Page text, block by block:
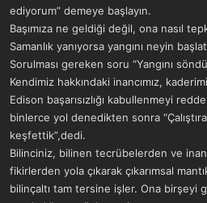
ediyorum” demeye başlayın.
Başımıza ne geldiği değil, ona nasıl
Samanlık yanıyorsa yangını neyin
Sorulması gereken soru “Yangını
Kendimiz hakkındaki inancımız,
Edison başarısızlığı kabullenmeyi
binlerce yol denedikten sonra
keşfettik”,dedi.
Bilinciniz, bilinen tecrübelerden ve
fikirlerden yola çıkarak çıkarımsal
bilinçaltı tam tersine işler. Ona birşeyi